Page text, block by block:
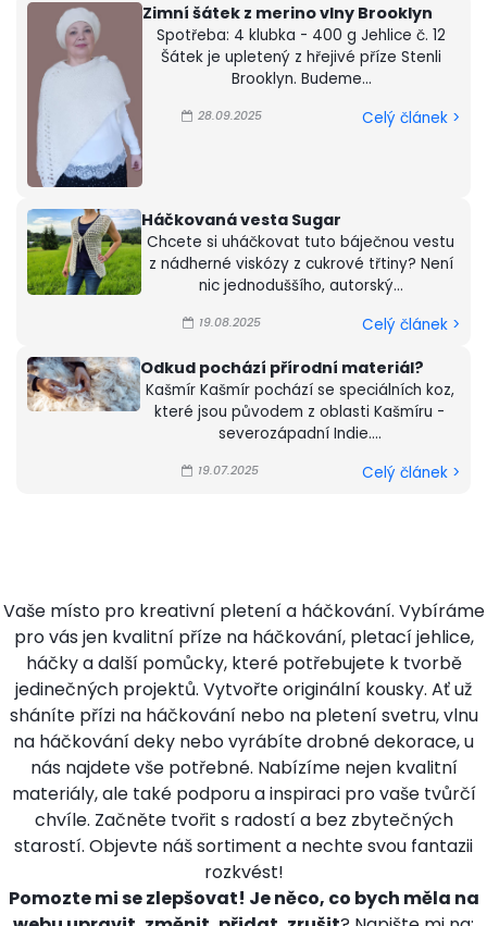
Zimní šátek z merino vlny Brooklyn
28.09.2025
Spotřeba: 4 klubka - 400 g Jehlice č. 12
Šátek je upletený z hřejivé příze Stenli
Brooklyn. Budeme...
Celý článek >
Háčkovaná vesta Sugar
19.08.2025
Chcete si uháčkovat tuto báječnou vestu
z nádherné viskózy z cukrové třtiny? Není
nic jednoduššího, autorský...
Celý článek >
Odkud pochází přírodní materiál?
19.07.2025
Kašmír Kašmír pochází se speciálních koz,
které jsou původem z oblasti Kašmíru -
severozápadní Indie....
Celý článek >
Vaše místo pro kreativní pletení a háčkování. Vybíráme
pro vás jen kvalitní příze na háčkování, pletací jehlice,
háčky a další pomůcky, které potřebujete k tvorbě
jedinečných projektů. Vytvořte originální kousky. Ať už
sháníte přízi na háčkování nebo na pletení svetru, vlnu
na háčkování deky nebo vyrábíte drobné dekorace, u
nás najdete vše potřebné. Nabízíme nejen kvalitní
materiály, ale také podporu a inspiraci pro vaše tvůrčí
chvíle. Začněte tvořit s radostí a bez zbytečných
starostí. Objevte náš sortiment a nechte svou fantazii
rozkvést!
Pomozte mi se zlepšovat! Je něco, co bych měla na